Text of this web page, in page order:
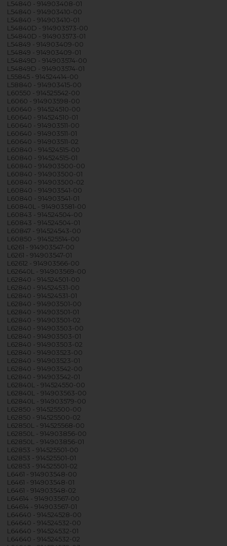
L54840 - 914903408-01
L54840 - 914903410-00
L54840 - 914903410-01
L54840D - 914903573-00
L54840D - 914903573-01
L54849 - 914903409-00
L54849 - 914903409-01
L54849D - 914903574-00
L54849D - 914903574-01
L55845 - 914524414-00
L58840 - 914903415-00
L60550 - 914525542-00
L6060 - 914903598-00
L60640 - 914524510-00
L60640 - 914524510-01
L60640 - 914903511-00
L60640 - 914903511-01
L60640 - 914903511-02
L60840 - 914524515-00
L60840 - 914524515-01
L60840 - 914903500-00
L60840 - 914903500-01
L60840 - 914903500-02
L60840 - 914903541-00
L60840 - 914903541-01
L60840L - 914903581-00
L60843 - 914524504-00
L60843 - 914524504-01
L60847 - 914524543-00
L60850 - 914525514-00
L6261 - 914903547-00
L6261 - 914903547-01
L62612 - 914903566-00
L62640L - 914903569-00
L62840 - 914524501-00
L62840 - 914524531-00
L62840 - 914524531-01
L62840 - 914903501-00
L62840 - 914903501-01
L62840 - 914903501-02
L62840 - 914903503-00
L62840 - 914903503-01
L62840 - 914903503-02
L62840 - 914903523-00
L62840 - 914903523-01
L62840 - 914903542-00
L62840 - 914903542-01
L62840L - 914524550-00
L62840L - 914903563-00
L62840L - 914903579-00
L62850 - 914525500-00
L62850 - 914525500-02
L62850L - 914525568-00
L62850L - 914903856-00
L62850L - 914903856-01
L62853 - 914525501-00
L62853 - 914525501-01
L62853 - 914525501-02
L6461 - 914903548-00
L6461 - 914903548-01
L6461 - 914903548-02
L64614 - 914903567-00
L64614 - 914903567-01
L64640 - 914524528-00
L64640 - 914524532-00
L64640 - 914524532-01
L64640 - 914524532-02